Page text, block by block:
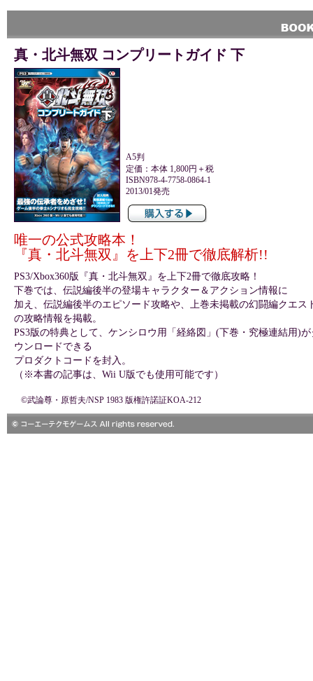
真・北斗無双 コンプリートガイド 下
A5判
定価：本体 1,800円＋税
ISBN978-4-7758-0864-1
2013/01発売
唯一の公式攻略本！
『真・北斗無双』を上下2冊で徹底解析!!
PS3/Xbox360版『真・北斗無双』を上下2冊で徹底攻略！
下巻では、伝説編後半の登場キャラクター＆アクション情報に
加え、伝説編後半のエピソード攻略や、上巻未掲載の幻闘編クエス
の攻略情報を掲載。
PS3版の特典として、ケンシロウ用「経絡図」(下巻・究極連結用)が
ウンロードできる
プロダクトコードを封入。
（※本書の記事は、Wii U版でも使用可能です）
©武論尊・原哲夫/NSP 1983 版権許諾証KOA-212